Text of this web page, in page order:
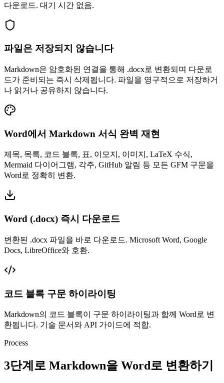
다운로드. 대기 시간 없음.
파일은 저장되지 않습니다
Markdown은 암호화된 연결을 통해 .docx로 변환되며 다운로
드가 준비되는 즉시 삭제됩니다. 파일을 영구적으로 저장하거
나 읽거나 공유하지 않습니다.
Word에서 Markdown 서식 완벽 재현
제목, 목록, 코드 블록, 표, 이모지, 이미지, LaTeX 수식,
Mermaid 다이어그램, 각주, GitHub 알림 등 모든 GFM 구문을
Word로 정확히 변환.
Word (.docx) 즉시 다운로드
변환된 .docx 파일을 바로 다운로드. Microsoft Word, Google
Docs, LibreOffice와 호환.
코드 블록 구문 하이라이팅
Markdown의 코드 블록이 구문 하이라이팅과 함께 Word로 변
환됩니다. 기술 문서와 API 가이드에 적합.
Process
3단계로 Markdown을 Word로 변환하기